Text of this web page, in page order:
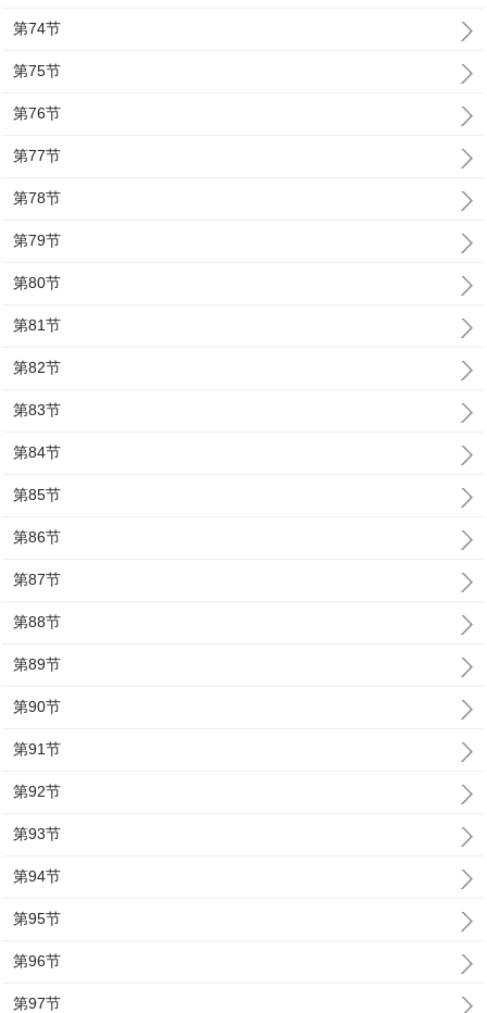
第74节
第75节
第76节
第77节
第78节
第79节
第80节
第81节
第82节
第83节
第84节
第85节
第86节
第87节
第88节
第89节
第90节
第91节
第92节
第93节
第94节
第95节
第96节
第97节